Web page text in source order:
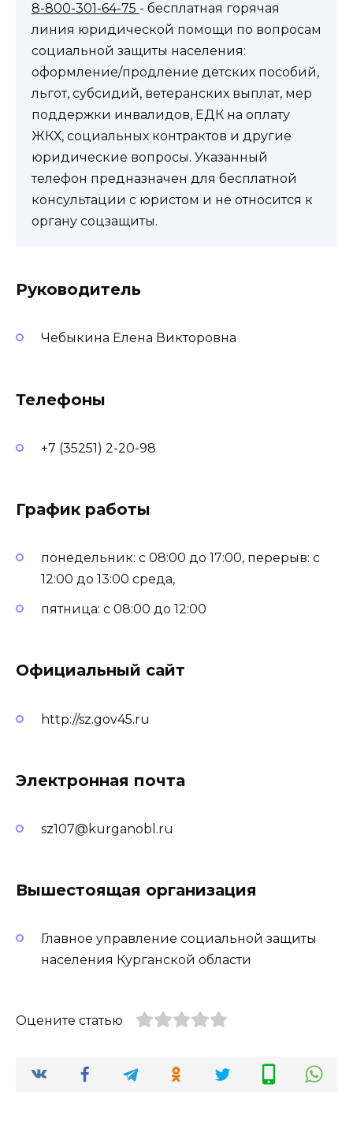
8-800-301-64-75 - бесплатная горячая
линия юридической помощи по вопросам
социальной защиты населения:
оформление/продление детских пособий,
льгот, субсидий, ветеранских выплат, мер
поддержки инвалидов, ЕДК на оплату
ЖКХ, социальных контрактов и другие
юридические вопросы. Указанный
телефон предназначен для бесплатной
консультации с юристом и не относится к
органу соцзащиты.
Руководитель
Чебыкина Елена Викторовна
Телефоны
+7 (35251) 2-20-98
График работы
понедельник: с 08:00 до 17:00, перерыв: с
12:00 до 13:00 среда,
пятница: с 08:00 до 12:00
Официальный сайт
http://sz.gov45.ru
Электронная почта
sz107@kurganobl.ru
Вышестоящая организация
Главное управление социальной защиты
населения Курганской области
Оцените статью